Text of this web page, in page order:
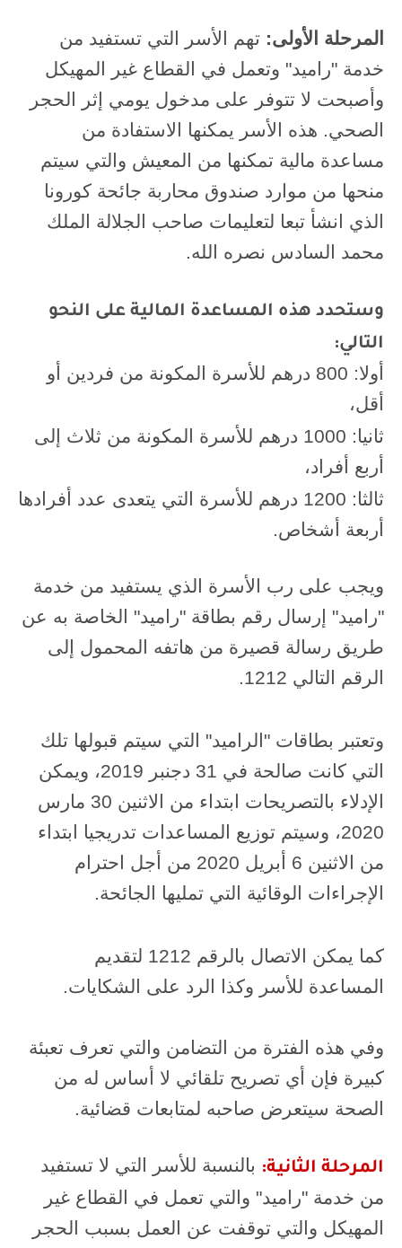
المرحلة الأولى: تهم الأسر التي تستفيد من
خدمة "راميد" وتعمل في القطاع غير المهيكل
وأصبحت لا تتوفر على مدخول يومي إثر الحجر
الصحي. هذه الأسر يمكنها الاستفادة من
مساعدة مالية تمكنها من المعيش والتي سيتم
منحها من موارد صندوق محاربة جائحة كورونا
الذي انشأ تبعا لتعليمات صاحب الجلالة الملك
محمد السادس نصره الله.
وستحدد هذه المساعدة المالية على النحو
التالي:
أولا: 800 درهم للأسرة المكونة من فردين أو
أقل،
ثانيا: 1000 درهم للأسرة المكونة من ثلاث إلى
أربع أفراد،
ثالثا: 1200 درهم للأسرة التي يتعدى عدد أفرادها
أربعة أشخاص.
ويجب على رب الأسرة الذي يستفيد من خدمة
"راميد" إرسال رقم بطاقة "راميد" الخاصة به عن
طريق رسالة قصيرة من هاتفه المحمول إلى
الرقم التالي 1212.
وتعتبر بطاقات "الراميد" التي سيتم قبولها تلك
التي كانت صالحة في 31 دجنبر 2019، ويمكن
الإدلاء بالتصريحات ابتداء من الاثنين 30 مارس
2020، وسيتم توزيع المساعدات تدريجيا ابتداء
من الاثنين 6 أبريل 2020 من أجل احترام
الإجراءات الوقائية التي تمليها الجائحة.
كما يمكن الاتصال بالرقم 1212 لتقديم
المساعدة للأسر وكذا الرد على الشكايات.
وفي هذه الفترة من التضامن والتي تعرف تعبئة
كبيرة فإن أي تصريح تلقائي لا أساس له من
الصحة سيتعرض صاحبه لمتابعات قضائية.
المرحلة الثانية: بالنسبة للأسر التي لا تستفيد
من خدمة "راميد" والتي تعمل في القطاع غير
المهيكل والتي توقفت عن العمل بسبب الحجر